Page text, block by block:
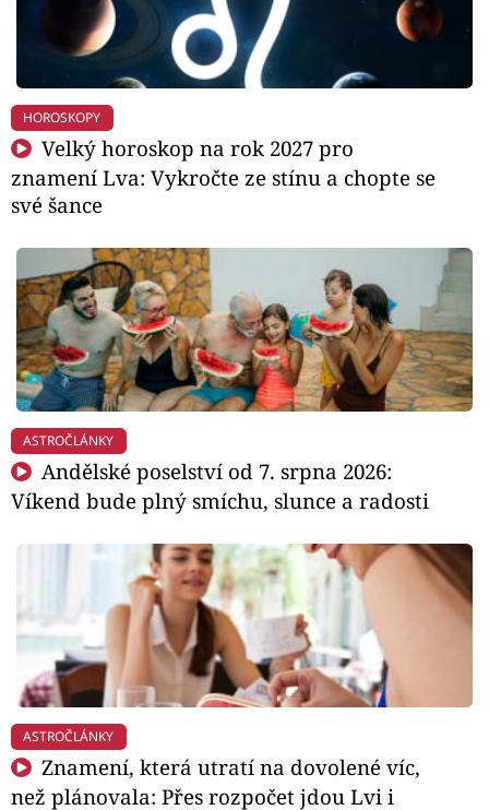
HOROSKOPY
Velký horoskop na rok 2027 pro
znamení Lva: Vykročte ze stínu a chopte se
své šance
ASTROČLÁNKY
Andělské poselství od 7. srpna 2026:
Víkend bude plný smíchu, slunce a radosti
ASTROČLÁNKY
Znamení, která utratí na dovolené víc,
než plánovala: Přes rozpočet jdou Lvi i